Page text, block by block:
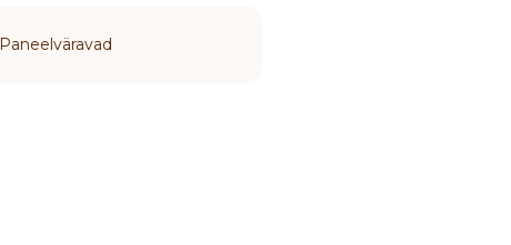
Paneelväravad